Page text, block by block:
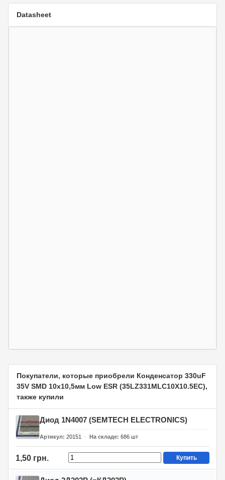
Datasheet
Покупатели, которые приобрели Конденсатор 330uF
35V SMD 10x10,5мм Low ESR (35LZ331MLC10X10.5EC),
также купили
Диод 1N4007 (SEMTECH ELECTRONICS)
Артикул 20151 На складе 686 шт
1,50 грн. Купить